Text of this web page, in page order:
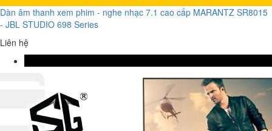
Dàn âm thanh xem phim - nghe nhạc 7.1 cao cấp MARANTZ SR8015
- JBL STUDIO 698 Series
Liên hệ